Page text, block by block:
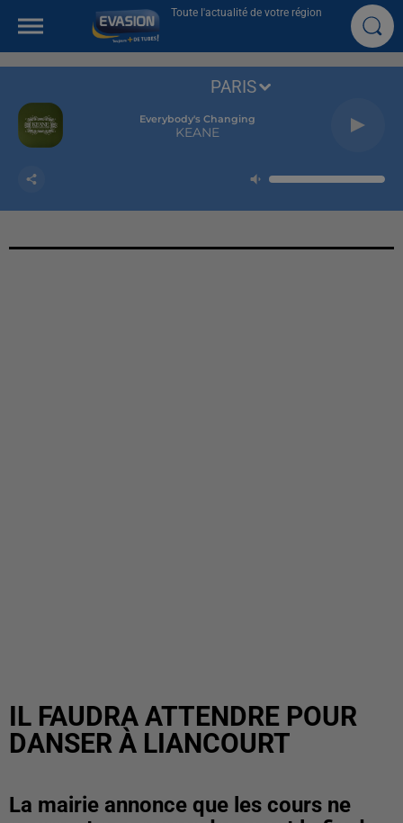
Toute l'actualité de votre région
Everybody's Changing
KEANE
PARIS
IL FAUDRA ATTENDRE POUR
DANSER À LIANCOURT
La mairie annonce que les cours ne